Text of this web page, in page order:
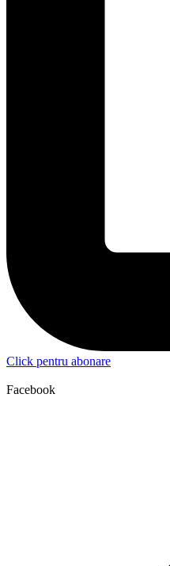
Click pentru abonare
Facebook